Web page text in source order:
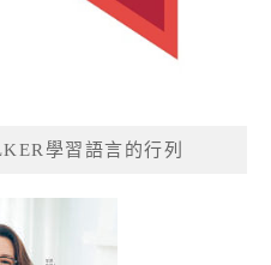
學習語言的行列